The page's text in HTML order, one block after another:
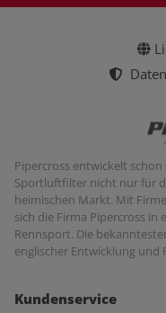
Pipercross entwickelt
Sportluftfilter nicht nur für
heimischen Markt. Mit
sich die Firma Pipercross
Rennsport. Die
englischer Entwicklung und
Kundenservice